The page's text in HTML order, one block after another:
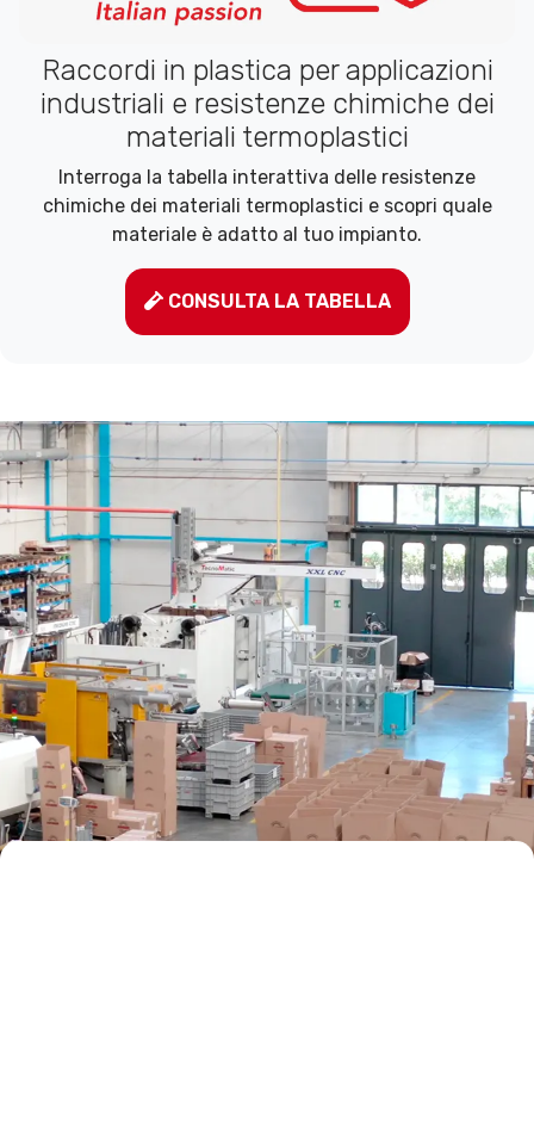
Raccordi in plastica per applicazioni
industriali e resistenze chimiche dei
materiali termoplastici
Interroga la tabella interattiva delle resistenze
chimiche dei materiali termoplastici e scopri quale
materiale è adatto al tuo impianto.
CONSULTA LA TABELLA